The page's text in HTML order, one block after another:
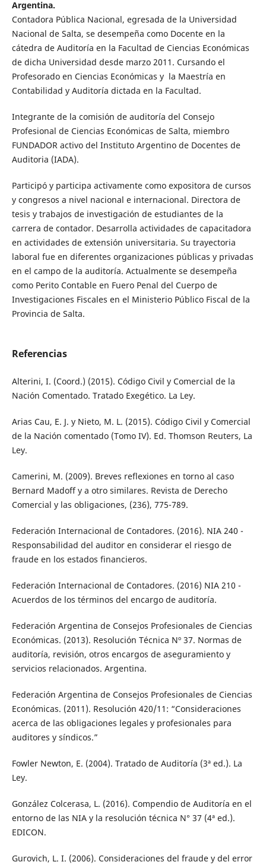
Argentina.
Contadora Pública Nacional, egresada de la Universidad
Nacional de Salta, se desempeña como Docente en la
cátedra de Auditoría en la Facultad de Ciencias Económicas
de dicha Universidad desde marzo 2011. Cursando el
Profesorado en Ciencias Económicas y la Maestría en
Contabilidad y Auditoría dictada en la Facultad.
Integrante de la comisión de auditoría del Consejo
Profesional de Ciencias Económicas de Salta, miembro
FUNDADOR activo del Instituto Argentino de Docentes de
Auditoria (IADA).
Participó y participa activamente como expositora de cursos
y congresos a nivel nacional e internacional. Directora de
tesis y trabajos de investigación de estudiantes de la
carrera de contador. Desarrolla actividades de capacitadora
en actividades de extensión universitaria. Su trayectoria
laboral fue en diferentes organizaciones públicas y privadas
en el campo de la auditoría. Actualmente se desempeña
como Perito Contable en Fuero Penal del Cuerpo de
Investigaciones Fiscales en el Ministerio Público Fiscal de la
Provincia de Salta.
Referencias
Alterini, I. (Coord.) (2015). Código Civil y Comercial de la
Nación Comentado. Tratado Exegético. La Ley.
Arias Cau, E. J. y Nieto, M. L. (2015). Código Civil y Comercial
de la Nación comentado (Tomo IV). Ed. Thomson Reuters, La
Ley.
Camerini, M. (2009). Breves reflexiones en torno al caso
Bernard Madoff y a otro similares. Revista de Derecho
Comercial y las obligaciones, (236), 775-789.
Federación Internacional de Contadores. (2016). NIA 240 -
Responsabilidad del auditor en considerar el riesgo de
fraude en los estados financieros.
Federación Internacional de Contadores. (2016) NIA 210 -
Acuerdos de los términos del encargo de auditoría.
Federación Argentina de Consejos Profesionales de Ciencias
Económicas. (2013). Resolución Técnica Nº 37. Normas de
auditoría, revisión, otros encargos de aseguramiento y
servicios relacionados. Argentina.
Federación Argentina de Consejos Profesionales de Ciencias
Económicas. (2011). Resolución 420/11: “Consideraciones
acerca de las obligaciones legales y profesionales para
auditores y síndicos.”
Fowler Newton, E. (2004). Tratado de Auditoría (3ª ed.). La
Ley.
González Colcerasa, L. (2016). Compendio de Auditoría en el
entorno de las NIA y la resolución técnica N° 37 (4ª ed.).
EDICON.
Gurovich, L. I. (2006). Consideraciones del fraude y del error